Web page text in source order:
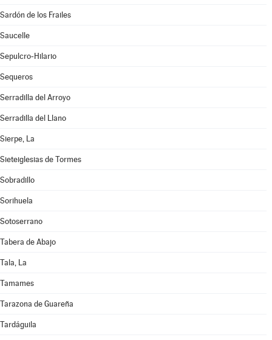
Sardón de los Frailes
Saucelle
Sepulcro-Hilario
Sequeros
Serradilla del Arroyo
Serradilla del Llano
Sierpe, La
Sieteiglesias de Tormes
Sobradillo
Sorihuela
Sotoserrano
Tabera de Abajo
Tala, La
Tamames
Tarazona de Guareña
Tardáguila